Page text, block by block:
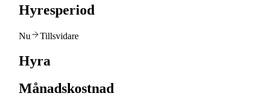
Hyresperiod
Nu Tillsvidare
Hyra
Månadskostnad